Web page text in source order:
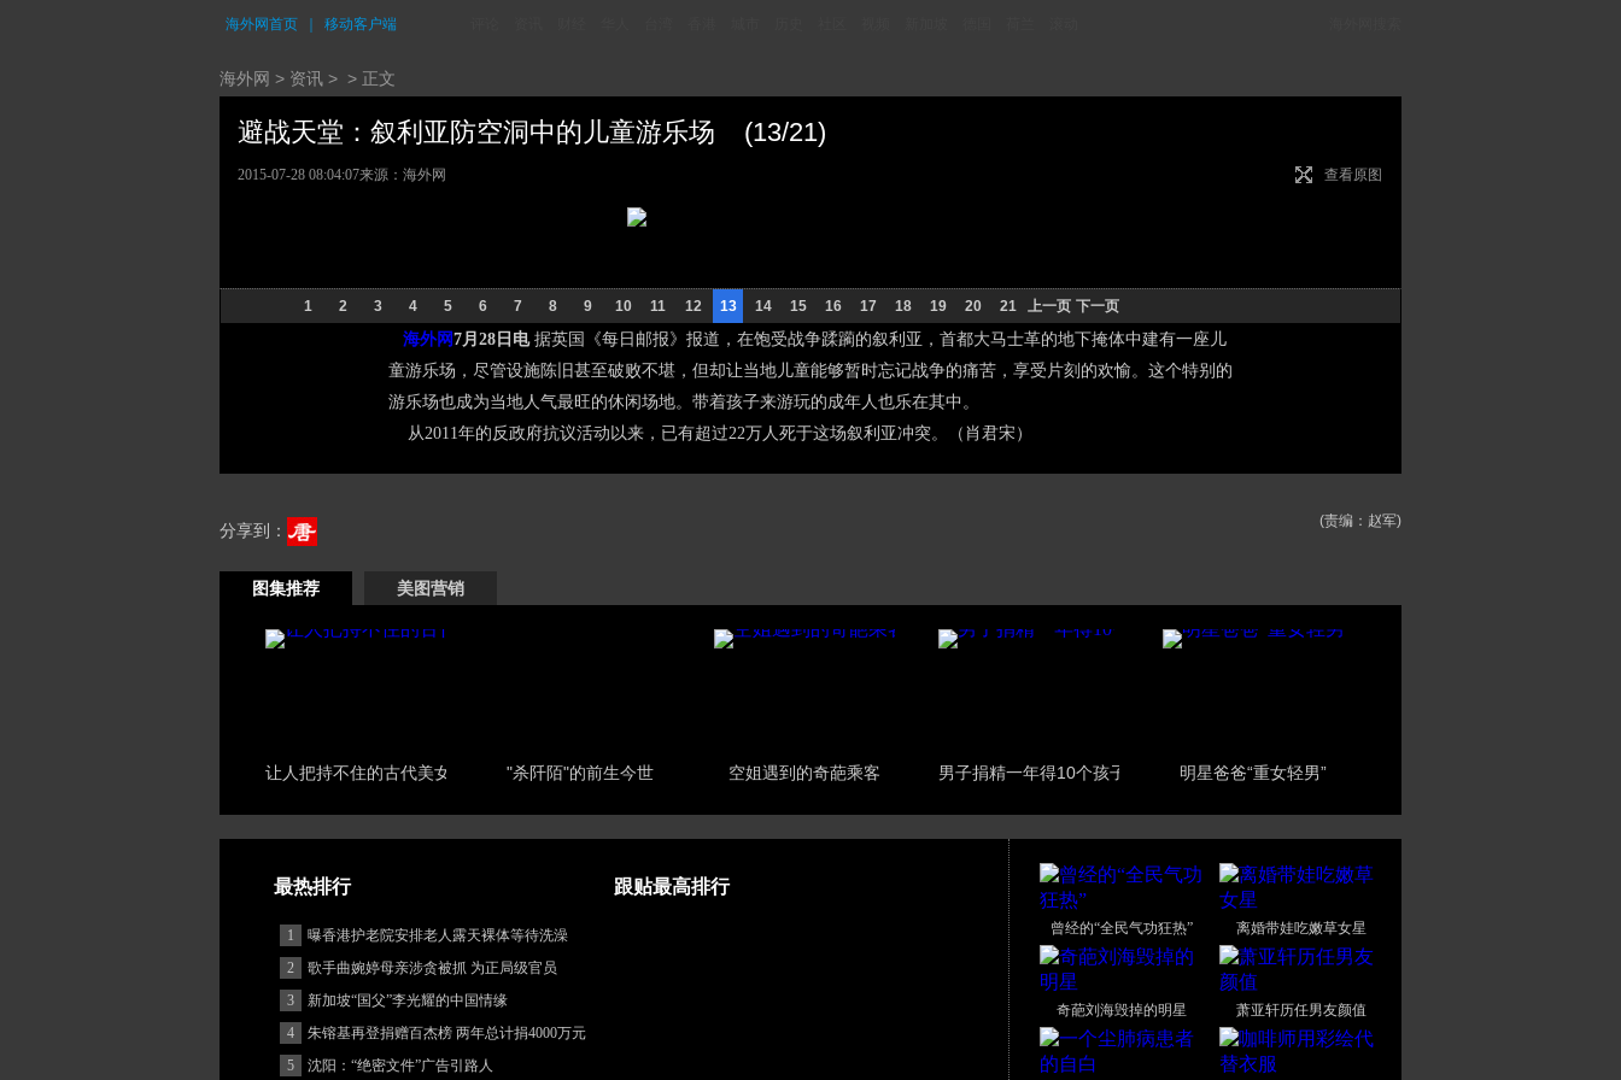
海外网首页 移动客户端
海外网 > 资讯 > > 正文
避战天堂：叙利亚防空洞中的儿童游乐场 (13/21)
查看原图
2015-07-28 08:04:07来源：海外网
1 2 3 4 5 6 7 8 9 10 11 12 13 14 15 16 17 18 19 20 21 上一页 下一页
海外网7月28日电 据英国《每日邮报》报道，在饱受战争蹂躏的叙利亚，首都大马士革的地下掩体中建有一座儿
童游乐场，尽管设施陈旧甚至破败不堪，但却让当地儿童能够暂时忘记战争的痛苦，享受片刻的欢愉。这个特别的
游乐场也成为当地人气最旺的休闲场地。带着孩子来游玩的成年人也乐在其中。
从2011年的反政府抗议活动以来，已有超过22万人死于这场叙利亚冲突。（肖君宋）
(责编：赵军)
分享到：
图集推荐 美图营销
让人把持不住的古代美女 "杀阡陌"的前生今世 空姐遇到的奇葩乘客 男子捐精一年得10个孩子 明星爸爸“重女轻男”
最热排行 跟贴最高排行
1
曝香港护老院安排老人露天裸体等待洗澡
2
歌手曲婉婷母亲涉贪被抓 为正局级官员
3
新加坡“国父”李光耀的中国情缘
4
朱镕基再登捐赠百杰榜 两年总计捐4000万元
5
沈阳：“绝密文件”广告引路人
曾经的“全民气功狂热” 离婚带娃吃嫩草女星
奇葩刘海毁掉的明星 萧亚轩历任男友颜值